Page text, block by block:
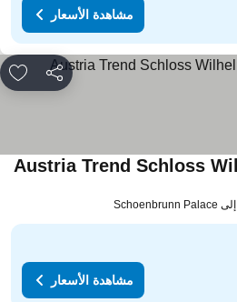
مشاهدة الأسعار
مشاركة
Austria Trend Schloss
مشاهدة الأسعار